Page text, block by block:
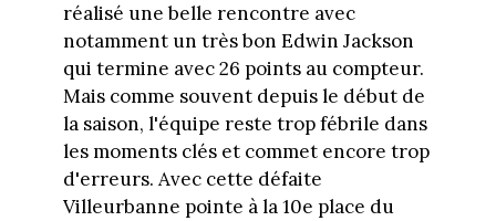
réalisé une belle rencontre avec
notamment un très bon Edwin Jackson
qui termine avec 26 points au compteur.
Mais comme souvent depuis le début de
la saison, l'équipe reste trop fébrile dans
les moments clés et commet encore trop
d'erreurs. Avec cette défaite
Villeurbanne pointe à la 10e place du